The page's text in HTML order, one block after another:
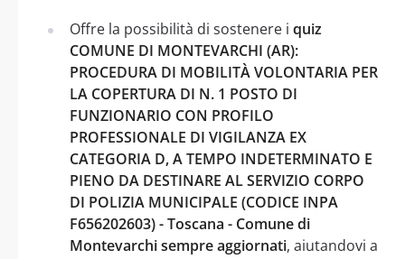
Offre la possibilità di sostenere i quiz
COMUNE DI MONTEVARCHI (AR):
PROCEDURA DI MOBILITÀ VOLONTARIA PER
LA COPERTURA DI N. 1 POSTO DI
FUNZIONARIO CON PROFILO
PROFESSIONALE DI VIGILANZA EX
CATEGORIA D, A TEMPO INDETERMINATO E
PIENO DA DESTINARE AL SERVIZIO CORPO
DI POLIZIA MUNICIPALE (CODICE INPA
F656202603) - Toscana - Comune di
Montevarchi sempre aggiornati, aiutandovi a